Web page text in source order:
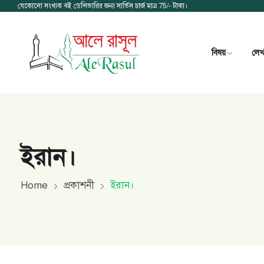
যেকোনো সংখ্যক বই ডেলিভারির জন্য সার্ভিস চার্জ মাত্র 75/- টাকা।
বিষয়
ইরান।
Home প্রকাশনী ইরান।